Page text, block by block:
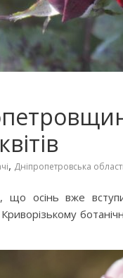
, Дніпропетровська
осінь вже